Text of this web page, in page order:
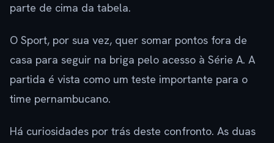
parte de cima da tabela.
O Sport, por sua vez, quer somar pontos fora de
casa para seguir na briga pelo acesso à Série A. A
partida é vista como um teste importante para o
time pernambucano.
Há curiosidades por trás deste confronto. As duas